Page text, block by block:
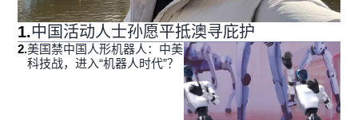
1.中国活动人士孙愿平抵澳寻庇护
2.美国禁中国人形机器人：中美
科技战，进入“机器人时代”？